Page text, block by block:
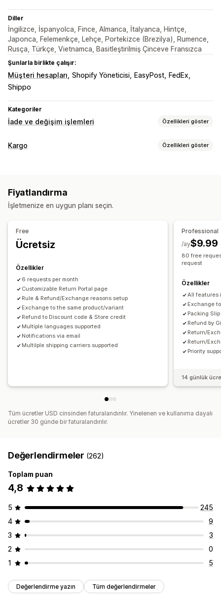
Diller
İngilizce, İspanyolca, Fince, Almanca, İtalyanca, Hintçe,
Japonca, Felemenkçe, Lehçe, Portekizce (Brezilya), Rumence,
Rusça, Türkçe, Vietnamca, Basitleştirilmiş Çinceve Fransızca
Şunlarla birlikte çalışır:
Müşteri hesapları Shopify Yöneticisi EasyPost
FedEx
Shippo
Kategoriler
İade ve değişim işlemleri Özellikleri göster
İade seçenekleri
İade yönetimi
İade edilemeyen ürünler
İade nedenleri
Çoklu dil
Kargo etiketleri
E-posta bildirimleri
Stok güncellemeleri
Kargo Özellikleri göster
Kargoları yönetme
Fiyatlandırma
İşletmenize en uygun planı seçin.
Free
Ücretsiz
Özellikler
6 requests per month
Customizable Return Portal page
Rule & Refund/Exchange reasons setup
Exchange to the same product/variant
Refund to Discount code & Store credit
Multiple languages supported
Notifications via email
Multilple shipping carriers supported
Professional
$9.99
/ay
80 free
request
Özellikler
All features
Exchange
Packing
Refund by
Return/
Return/
Priority
14 günlük
Tüm ücretler USD cinsinden faturalandırılır. Yinelenen ve kullanıma dayalı
ücretler 30 günde bir faturalandırılır.
Değerlendirmeler (262)
Toplam puan
4,8
5
245
4
9
3
3
2
0
1
5
Değerlendirme yazın Tüm değerlendirmeler